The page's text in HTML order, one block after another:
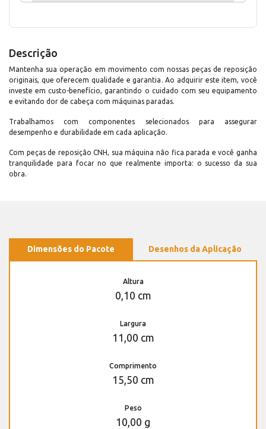
Descrição
Mantenha sua operação em movimento com nossas peças de reposição
originais, que oferecem qualidade e garantia. Ao adquirir este item, você
investe em custo-benefício, garantindo o cuidado com seu equipamento
e evitando dor de cabeça com máquinas paradas.
Trabalhamos com componentes selecionados para assegurar
desempenho e durabilidade em cada aplicação.
Com peças de reposição CNH, sua máquina não fica parada e você ganha
tranquilidade para focar no que realmente importa: o sucesso da sua
obra.
Dimensões do Pacote Desenhos da Aplicação
Altura
0,10 cm
Largura
11,00 cm
Comprimento
15,50 cm
Peso
10,00 g